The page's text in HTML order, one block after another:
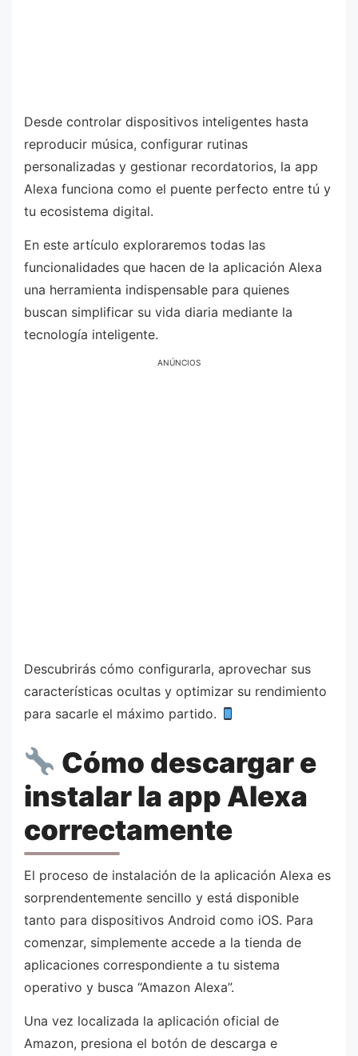
Desde controlar dispositivos inteligentes hasta
reproducir música, configurar rutinas
personalizadas y gestionar recordatorios, la app
Alexa funciona como el puente perfecto entre tú y
tu ecosistema digital.
En este artículo exploraremos todas las
funcionalidades que hacen de la aplicación Alexa
una herramienta indispensable para quienes
buscan simplificar su vida diaria mediante la
tecnología inteligente.
ANÚNCIOS
Descubrirás cómo configurarla, aprovechar sus
características ocultas y optimizar su rendimiento
para sacarle el máximo partido.
Cómo descargar e
instalar la app Alexa
correctamente
El proceso de instalación de la aplicación Alexa es
sorprendentemente sencillo y está disponible
tanto para dispositivos Android como iOS. Para
comenzar, simplemente accede a la tienda de
aplicaciones correspondiente a tu sistema
operativo y busca “Amazon Alexa”.
Una vez localizada la aplicación oficial de
Amazon, presiona el botón de descarga e